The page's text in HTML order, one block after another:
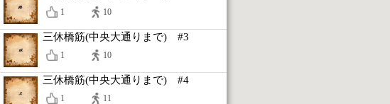
1 10
三休橋筋(中央大通りまで) #3
1 10
三休橋筋(中央大通りまで) #4
1 11